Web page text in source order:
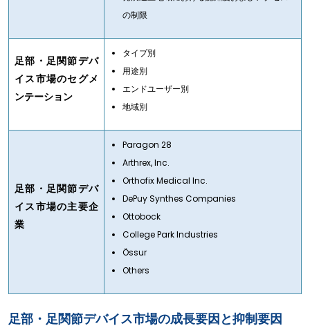
の制限
足部・足関節デバ
イス市場のセグメ
ンテーション
タイプ別
用途別
エンドユーザー別
地域別
足部・足関節デバ
イス市場の主要企
業
Paragon 28
Arthrex, Inc.
Orthofix Medical Inc.
DePuy Synthes Companies
Ottobock
College Park Industries
Össur
Others
足部・足関節デバイス市場の成長要因と抑制要因